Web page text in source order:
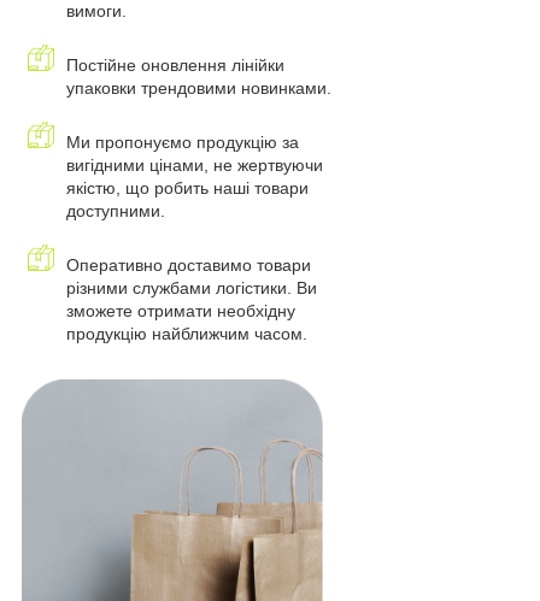
вимоги.
Постійне оновлення лінійки
упаковки трендовими новинками.
Ми пропонуємо продукцію за
вигідними цінами, не жертвуючи
якістю, що робить наші товари
доступними.
Оперативно доставимо товари
різними службами логістики. Ви
зможете отримати необхідну
продукцію найближчим часом.